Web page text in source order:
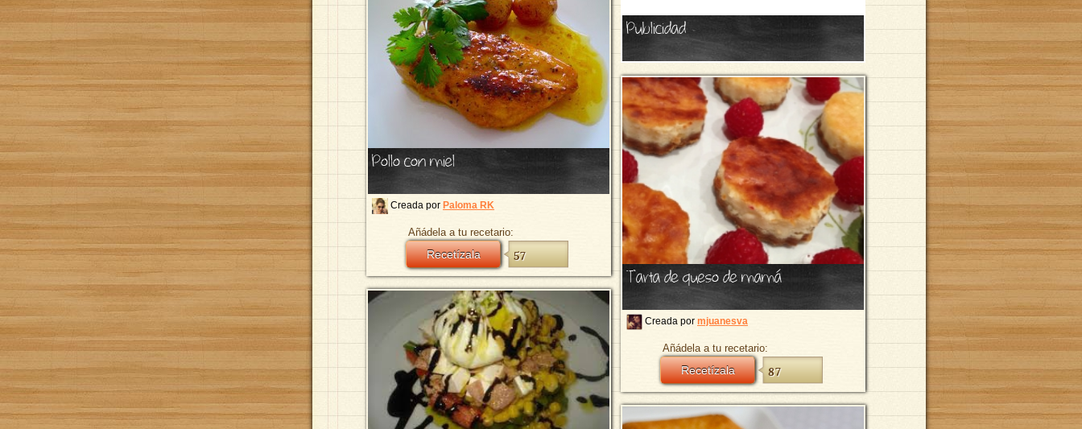
Publicidad
Pollo con miel
Creada por Paloma RK
Añádela a tu recetario:
Recetízala 57
Tarta de queso de mamá
Creada por mjuanesva
Añádela a tu recetario:
Recetízala 87